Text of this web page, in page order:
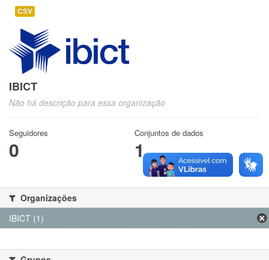
CSV
IBICT
Não há descrição para essa organização
Seguidores
0
Conjuntos de dados
1
Organizações
IBICT (1)